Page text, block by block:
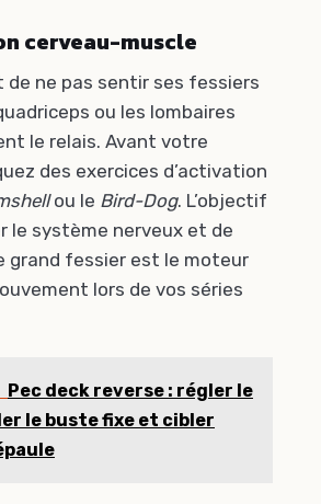
cerveau-muscle
ne pas sentir ses fessiers
ou les lombaires
le relais. Avant votre
des exercices d’activation
ou le Bird-Dog. L’objectif
le système nerveux et de
grand fessier est le moteur
lors de vos séries
Pec deck reverse : régler le
le buste fixe et cibler